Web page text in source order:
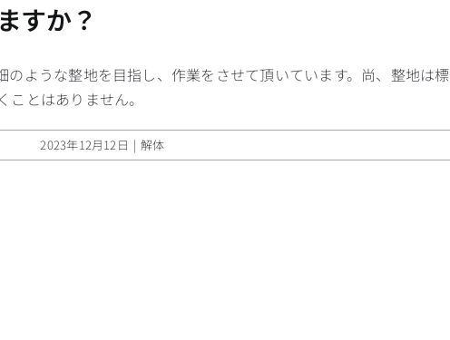
すか？
のような整地を目指し、作業をさせて頂いています。尚、整地は標
とはありません。
2023年12月12日 | 解体